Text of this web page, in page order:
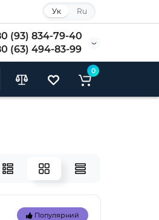
Ук Ru
(93) 834-79-40
(63) 494-83-99
0
Популярний